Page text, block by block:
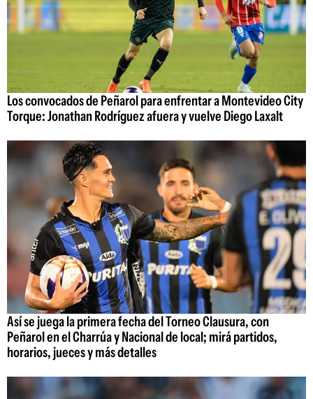
Los convocados de Peñarol para enfrentar a Montevideo City
Torque: Jonathan Rodríguez afuera y vuelve Diego Laxalt
Así se juega la primera fecha del Torneo Clausura, con
Peñarol en el Charrúa y Nacional de local; mirá partidos,
horarios, jueces y más detalles